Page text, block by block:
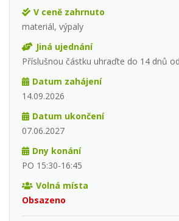
V ceně zahrnuto
materiál, výpaly
Jiná ujednání
Příslušnou částku uhraďte do 14 dnů
Datum zahájení
14.09.2026
Datum ukončení
07.06.2027
Dny konání
PO 15:30-16:45
Volná místa
Obsazeno